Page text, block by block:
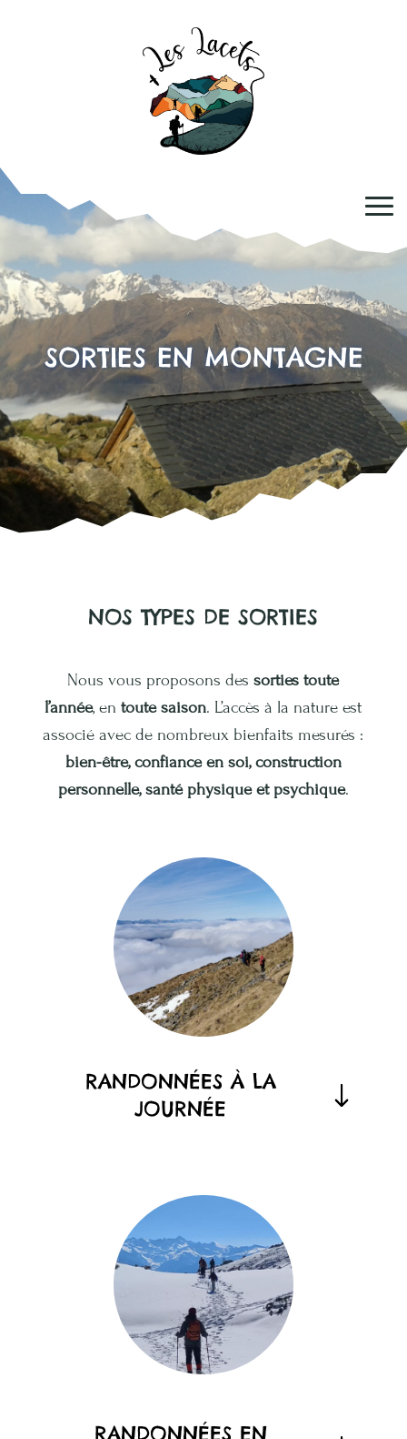
SORTIES EN MONTAGNE
NOS TYPES DE SORTIES
Nous vous proposons dessorties toute
l’année, entoute saison. L’accès à la nature est
associé avec de nombreux bienfaits mesurés :
bien-être, confiance en soi, construction
personnelle, santé physique et psychique.
RANDONNÉES À LA
JOURNÉE
RANDONNÉES EN